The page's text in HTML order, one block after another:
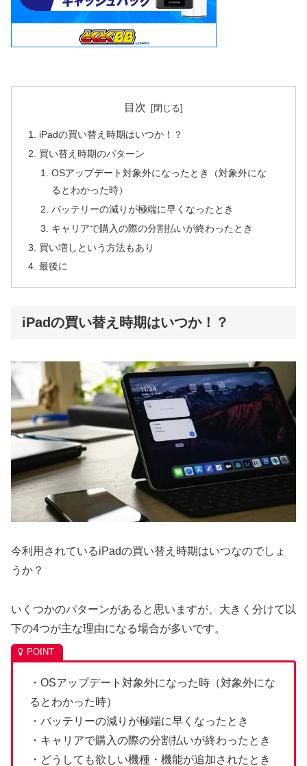
目次
iPadの買い替え時期はいつか！？
買い替え時期のパターン
OSアップデート対象外になったとき（対象外にな
るとわかった時）
バッテリーの減りが極端に早くなったとき
キャリアで購入の際の分割払いが終わったとき
買い増しという方法もあり
最後に
iPadの買い替え時期はいつか！？
今利用されているiPadの買い替え時期はいつなのでしょ
うか？
いくつかのパターンがあると思いますが、大きく分けて以
下の4つが主な理由になる場合が多いです。
・OSアップデート対象外になった時（対象外にな
るとわかった時）
・バッテリーの減りが極端に早くなったとき
・キャリアで購入の際の分割払いが終わったとき
・どうしても欲しい機種・機能が追加されたとき